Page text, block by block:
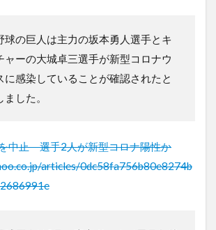
球の巨人は主力の坂本勇人選手とキ
ャーの大城卓三選手が新型コロナウ
に感染していることが確認されたと
した。
中止 選手2人が新型コロナ陽性か
articles/0dc58fa756b80e8274b